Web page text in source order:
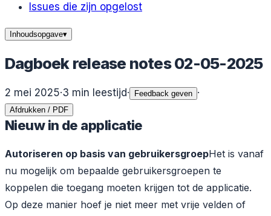
Issues die zijn opgelost
Inhoudsopgave▾
Dagboek release notes 02-05-2025
2 mei 2025·3 min leestijd· Feedback geven ·
Afdrukken / PDF
Nieuw in de applicatie
Autoriseren op basis van gebruikersgroepHet is vanaf
nu mogelijk om bepaalde gebruikersgroepen te
koppelen die toegang moeten krijgen tot de applicatie.
Op deze manier hoef je niet meer met vrije velden of